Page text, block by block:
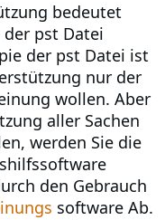
bedeutet
pst Datei
der pst Datei ist
nur der
wollen. Aber
aller Sachen
werden Sie die
den Gebrauch
software Ab.